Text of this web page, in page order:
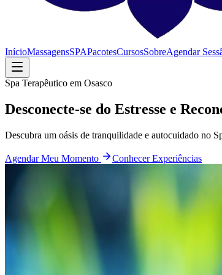
InícioMassagensSPAPacotesCursosSobreAgendar
Spa Terapêutico em Osasco
Desconecte-se do Estresse e
Descubra um oásis de tranquilidade e autocuidado no
Agendar Meu Momento Conhecer Experiências